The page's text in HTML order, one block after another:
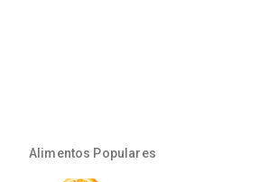
Alimentos Populares